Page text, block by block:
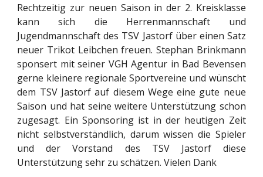
Rechtzeitig zur neuen Saison in der 2. Kreisklasse
kann sich die Herrenmannschaft und
Jugendmannschaft des TSV Jastorf über einen Satz
neuer Trikot Leibchen freuen. Stephan Brinkmann
sponsert mit seiner VGH Agentur in Bad Bevensen
gerne kleinere regionale Sportvereine und wünscht
dem TSV Jastorf auf diesem Wege eine gute neue
Saison und hat seine weitere Unterstützung schon
zugesagt. Ein Sponsoring ist in der heutigen Zeit
nicht selbstverständlich, darum wissen die Spieler
und der Vorstand des TSV Jastorf diese
Unterstützung sehr zu schätzen. Vielen Dank